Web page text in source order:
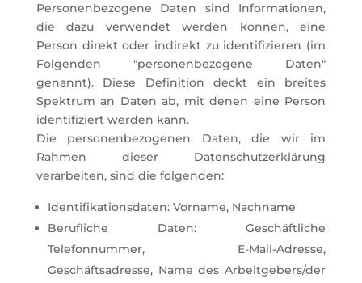
Personenbezogene Daten sind Informationen,
die dazu verwendet werden können, eine
Person direkt oder indirekt zu identifizieren (im
Folgenden "personenbezogene Daten"
genannt). Diese Definition deckt ein breites
Spektrum an Daten ab, mit denen eine Person
identifiziert werden kann.
Die personenbezogenen Daten, die wir im
Rahmen dieser Datenschutzerklärung
verarbeiten, sind die folgenden:
Identifikationsdaten: Vorname, Nachname
Berufliche Daten: Geschäftliche
Telefonnummer, E-Mail-Adresse,
Geschäftsadresse, Name des Arbeitgebers/der